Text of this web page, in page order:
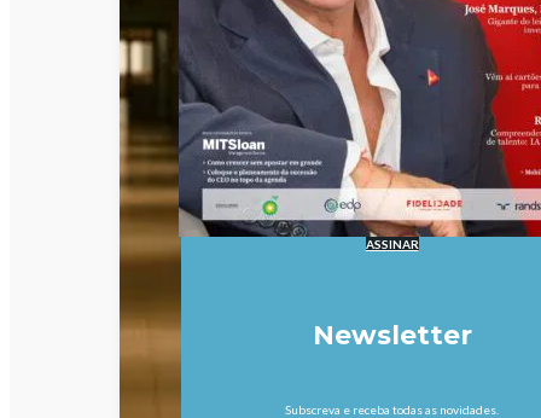
ASSINAR
Newsletter
Subscreva e receba todas as novidades.